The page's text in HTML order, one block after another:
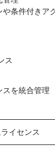
や条件付きア
ス
スを統合管理
イセンス